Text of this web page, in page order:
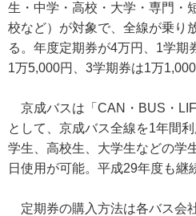
生・中学・高校・大学・専門・
校など）が対象で、全線が乗り
る。年度定期券が4万円、1学期
1万5,000円、3学期券は1万1,000
京成バスは「CAN・BUS・
として、京成バス全線を1年間
学生、高校生、大学生などの学
日使用が可能。平成29年度も継
定期券の購入方法は各バス会